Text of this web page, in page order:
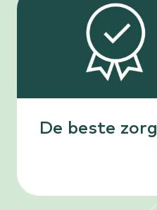
De beste zorg